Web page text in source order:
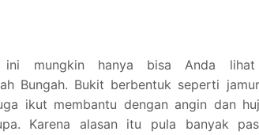
ini mungkin hanya bisa Anda
Bungah. Bukit berbentuk seperti
ikut membantu dengan angin dan
Karena alasan itu pula banyak